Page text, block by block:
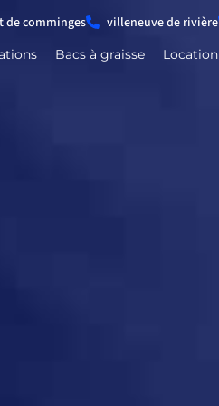
de comminges villeneuve de rivière
Bacs à graisse